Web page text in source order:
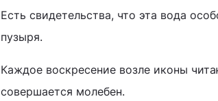
Есть свидетельства, что эта вода
пузыря.
Каждое воскресение возле иконы
совершается молебен.